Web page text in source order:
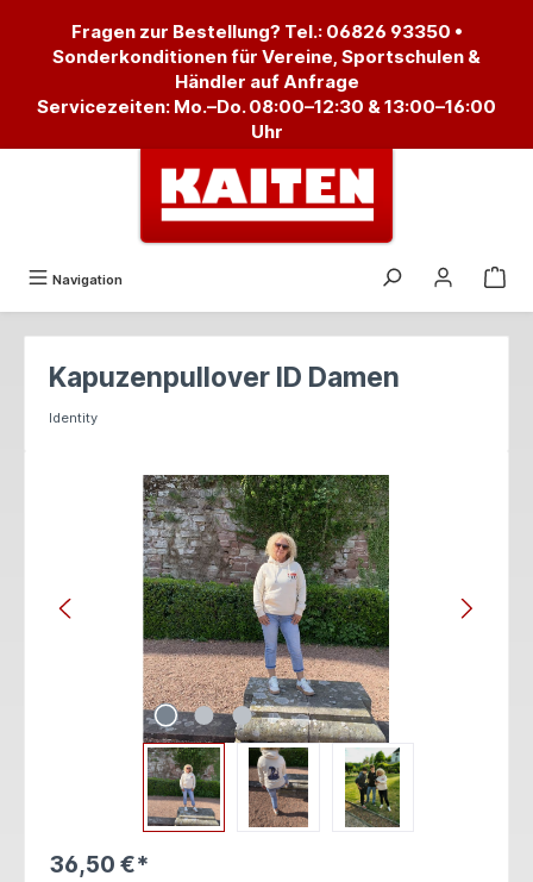
Fragen zur Bestellung? Tel.: 06826 93350 •
Sonderkonditionen für Vereine, Sportschulen &
Händler auf Anfrage
Servicezeiten: Mo.–Do. 08:00–12:30 & 13:00–16:00
Uhr
Navigation
Kapuzenpullover ID Damen
Identity
Bildergalerie überspringen
36,50 €*